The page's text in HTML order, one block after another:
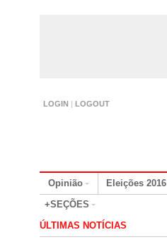
LOGIN | LOGOUT
Opinião Eleições 2016
+SEÇÕES
ÚLTIMAS NOTÍCIAS